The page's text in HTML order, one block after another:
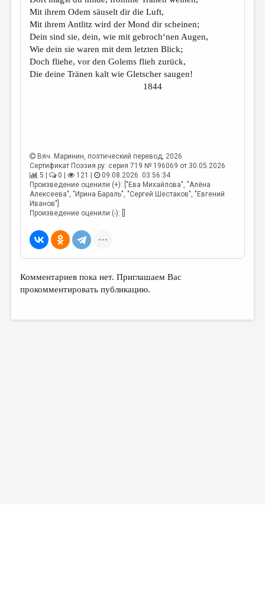
Mit ihrem Odem säuselt dir die Luft,
Mit ihrem Antlitz wird der Mond dir scheinen;
Dein sind sie, dein, wie mit gebroch‘nen Augen,
Wie dein sie waren mit dem letzten Blick;
Doch fliehe, vor den Golems flieh zurück,
Die deine Tränen kalt wie Gletscher saugen!
1844
Вяч. Маринин, поэтический перевод, 2026
Сертификат Поэзия.ру: серия 719 № 196069 от 30.05.2026
5 |
0 | 121 |
09.08.2026. 03:56:34
Произведение оценили (+): ["Ева Михайлова", "Алёна
Алексеева", "Ирина Бараль", "Сергей Шестаков", "Евгений
Иванов"]
Произведение оценили (-): []
Комментариев пока нет. Приглашаем Вас
прокомментировать публикацию.